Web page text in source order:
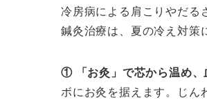
冷房病による肩こりやだる
鍼灸治療は、夏の冷え対策
① 「お灸」で芯から温め、
ボにお灸を据えます。じん